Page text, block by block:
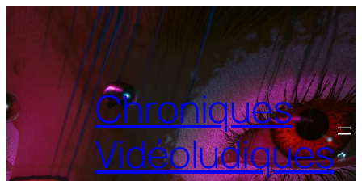
Chroniques
Vidéoludiques